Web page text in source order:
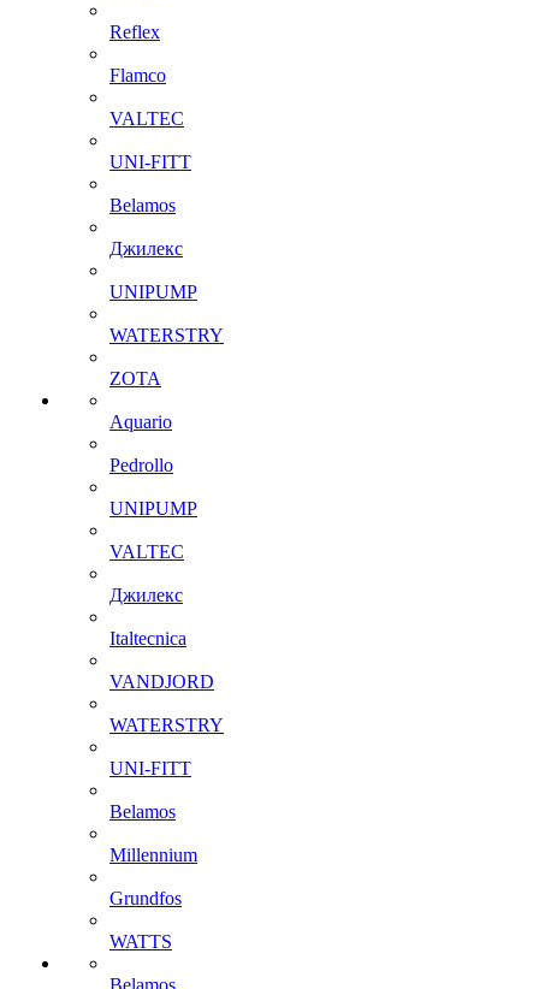
Reflex
Flamco
VALTEC
UNI-FITT
Belamos
Джилекс
UNIPUMP
WATERSTRY
ZOTA
Aquario
Pedrollo
UNIPUMP
VALTEC
Джилекс
Italtecnica
VANDJORD
WATERSTRY
UNI-FITT
Belamos
Millennium
Grundfos
WATTS
Belamos